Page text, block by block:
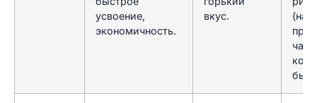
усвоение,
экономичность.
вкус.
чая)